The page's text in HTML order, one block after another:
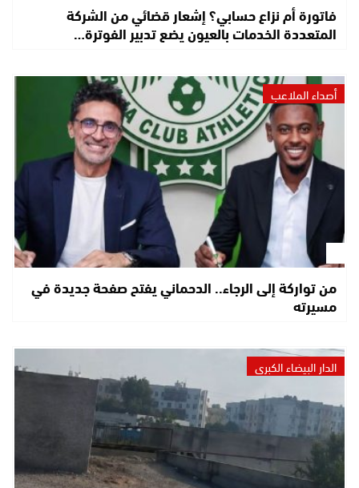
فاتورة أم نزاع حسابي؟ إشعار قضائي من الشركة
المتعددة الخدمات بالعيون يضع تدبير الفوترة…
أصداء الملاعب
من تواركة إلى الرجاء.. الدحماني يفتح صفحة جديدة في
مسيرته
الدار البيضاء الكبرى